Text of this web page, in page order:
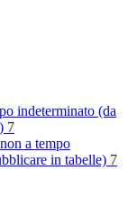
indeterminato (da
7
a tempo
in tabelle) 7